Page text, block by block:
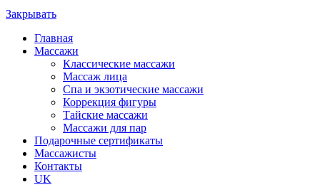
Закрывать
Главная
Массажи
Классические массажи
Массаж лица
Спа и экзотические массажи
Коррекция фигуры
Тайские массажи
Массажи для пар
Подарочные сертификаты
Массажисты
Контакты
UK